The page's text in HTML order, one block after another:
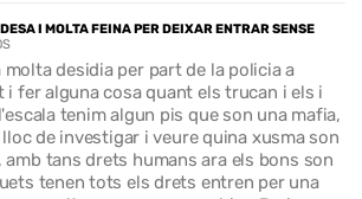
I MOLTA FEINA PER DEIXAR ENTRAR SENSE
molta desidia per part de la policia a
i fer alguna cosa quant els trucan i els i
tenim algun pis que son una mafia,
de investigar i veure quina xusma son
amb tans drets humans ara els bons son
tenen tots els drets entren per una